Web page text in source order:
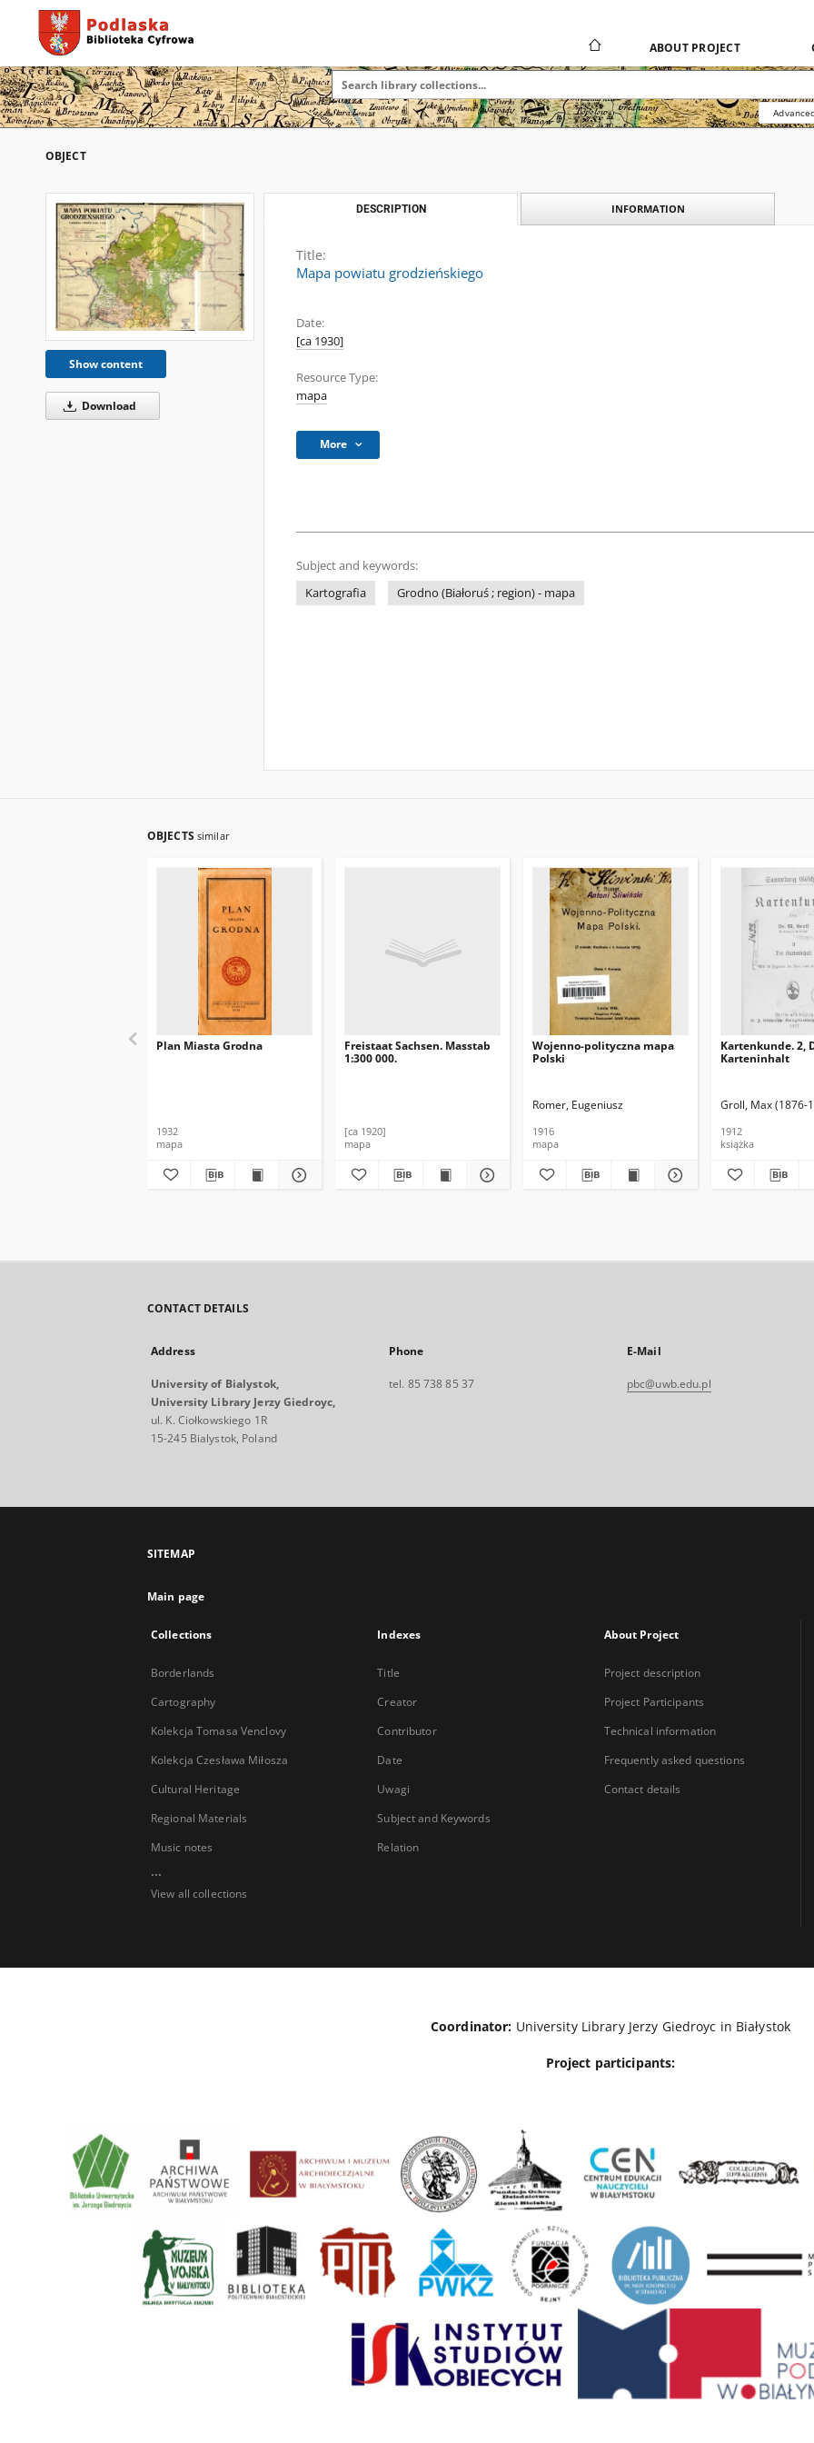
ABOUT PROJECT
OBJECT
Show content
Download
DESCRIPTION INFORMATION
Title:
Mapa powiatu grodzieńskiego
Date:
[ca 1930]
Resource Type:
mapa
More
Subject and keywords:
Kartografia
Grodno (Białoruś ; region) - mapa
OBJECTS similar
Plan Miasta Grodna
1932
mapa
Freistaat Sachsen. Masstab
1:300 000.
[ca 1920]
mapa
Wojenno-polityczna mapa
Polski
Romer, Eugeniusz
1916
mapa
Kartenkunde. 2,
Karteninhalt
Groll, Max (1876-
1912
książka
CONTACT DETAILS
Address
University of Bialystok,
University Library Jerzy Giedroyc,
ul. K. Ciołkowskiego 1R
15-245 Bialystok, Poland
Phone
tel. 85 738 85 37
E-Mail
pbc@uwb.edu.pl
SITEMAP
Main page
Collections
Borderlands
Cartography
Kolekcja Tomasa Venclovy
Kolekcja Czesława Miłosza
Cultural Heritage
Regional Materials
Music notes
...
View all collections
Indexes
Title
Creator
Contributor
Date
Uwagi
Subject and Keywords
Relation
About Project
Project description
Project Participants
Technical information
Frequently asked questions
Contact details
Coordinator: University Library Jerzy Giedroyc in Białystok
Project participants: